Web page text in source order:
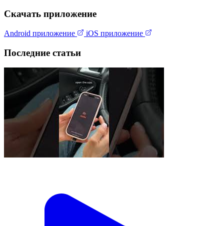
Скачать приложение
Android приложение iOS приложение
Последние статьи